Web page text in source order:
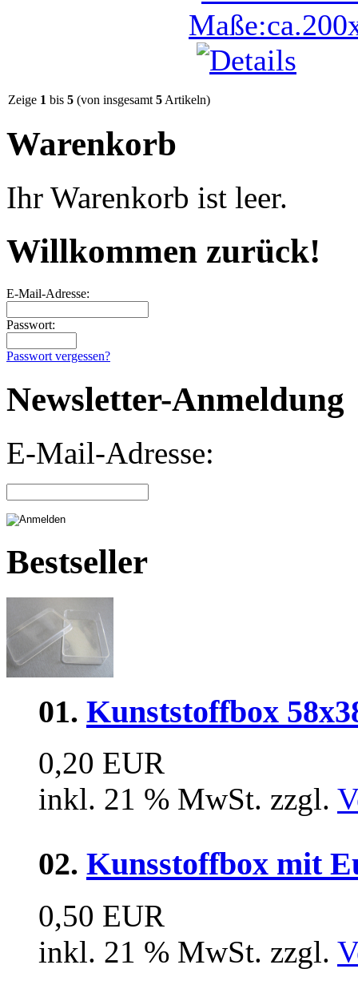
Zeige 1 bis 5 (von insgesamt 5 Artikeln)
Warenkorb
Ihr Warenkorb ist leer.
Willkommen zurück!
E-Mail-Adresse:
Passwort:
Passwort vergessen?
Newsletter-Anmeldung
E-Mail-Adresse:
Bestseller
01. Kunststoffbox
0,20 EUR
inkl. 21 % MwSt. zzgl.
02. Kunsstoffbox mit
0,50 EUR
inkl. 21 % MwSt. zzgl.